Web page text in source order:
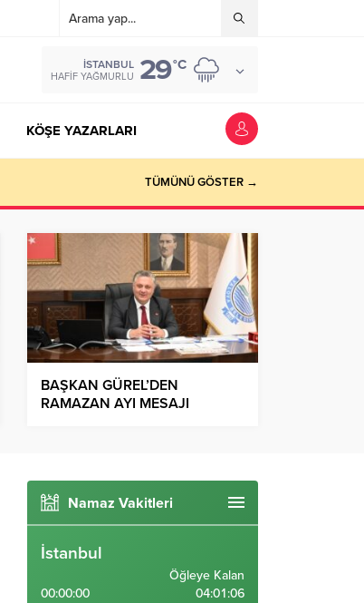
İSTANBUL
HAFIF YAĞMURLU 29°C
KÖŞE YAZARLARI
TÜMÜNÜ GÖSTER →
BAŞKAN GÜREL’DEN
RAMAZAN AYI MESAJI
Namaz Vakitleri
İstanbul
00:00:00
Öğleye Kalan
04:01:06